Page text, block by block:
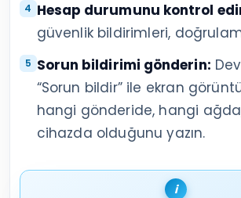
Hesap durumunu kontrol
güvenlik bildirimleri,
Sorun bildirimi gönderin:
“Sorun bildir” ile ekran
hangi gönderide, hangi
cihazda olduğunu yazın.